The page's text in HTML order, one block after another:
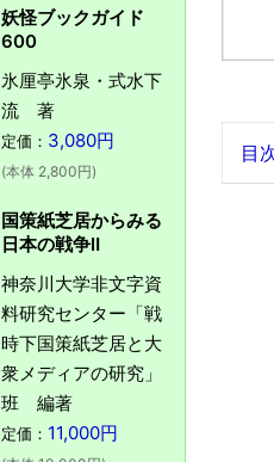
目
妖怪ブックガイド
600
氷厘亭氷泉・式水下
流 著
定価： 3,080円
(本体 2,800円)
国策紙芝居からみる
日本の戦争Ⅱ
神奈川大学非文字資
料研究センター「戦
時下国策紙芝居と大
衆メディアの研究」
班 編著
定価： 11,000円